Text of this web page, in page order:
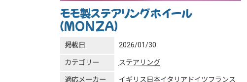
モモ製ステアリングホイール
（MONZA）
掲載日 2026/01/30
カテゴリー ステアリング
適応メーカー イギリス 日本イタリア ドイツフランス